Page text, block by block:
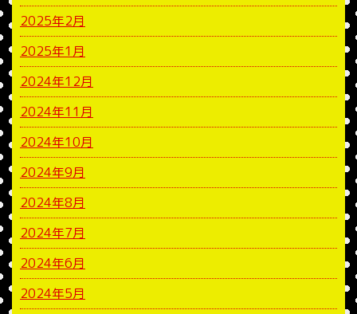
2025年2月
2025年1月
2024年12月
2024年11月
2024年10月
2024年9月
2024年8月
2024年7月
2024年6月
2024年5月